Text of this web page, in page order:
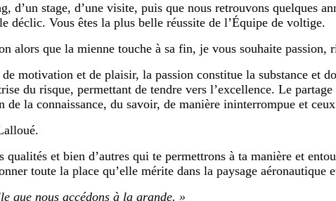
d’un stage, d’une visite, puis que nous retrouvons quelques
déclic. Vous êtes la plus belle réussite de l’Équipe de voltige.
alors que la mienne touche à sa fin, je vous souhaite passion,
motivation et de plaisir, la passion constitue la substance et
du risque, permettant de tendre vers l’excellence. Le
la connaissance, du savoir, de manière ininterrompue et
qualités et bien d’autres qui te permettrons à ta manière et
toute la place qu’elle mérite dans la paysage aéronautique
que nous accédons à la grande. »